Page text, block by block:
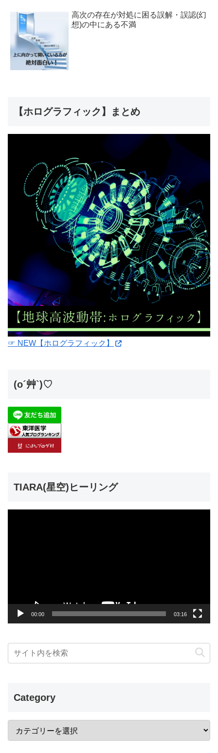
高次の存在が対処に困る誤解・誤認(幻
想)の中にある不満
【ホログラフィック】まとめ
☞ NEW【ホログラフィック】
(o´艸`)♡
TIARA(星空)ヒーリング
00:00 03:16
Category